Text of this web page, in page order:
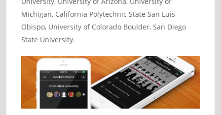
Michigan, California Polytechnic State San Luis
Obispo, University of Colorado Boulder, San Diego
State University.